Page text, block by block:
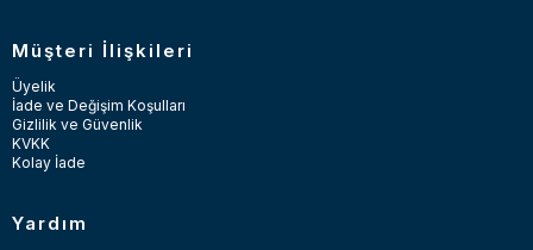
Müşteri İlişkileri
Üyelik
İade ve Değişim Koşulları
Gizlilik ve Güvenlik
KVKK
Kolay İade
Yardım